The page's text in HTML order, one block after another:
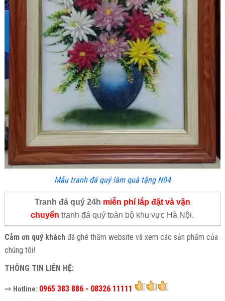
Mẫu tranh đá quý làm quà tặng N04
Tranh đá quý 24h miễn phí lắp đặt và vận
chuyển tranh đá quý toàn bộ khu vực Hà Nội.
Cảm ơn quý kháchđá ghé thăm website và xem các sản phẩm của
chúng tôi!
THÔNG TIN LIÊN HỆ:
⇒ Hotline: 0965 383 886 - 08326 11111